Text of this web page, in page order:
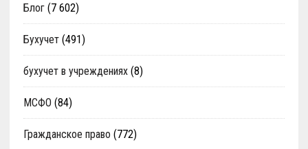
Блог(7 602)
Бухучет(491)
бухучет в учреждениях(8)
МСФО (84)
Гражданское право (772)